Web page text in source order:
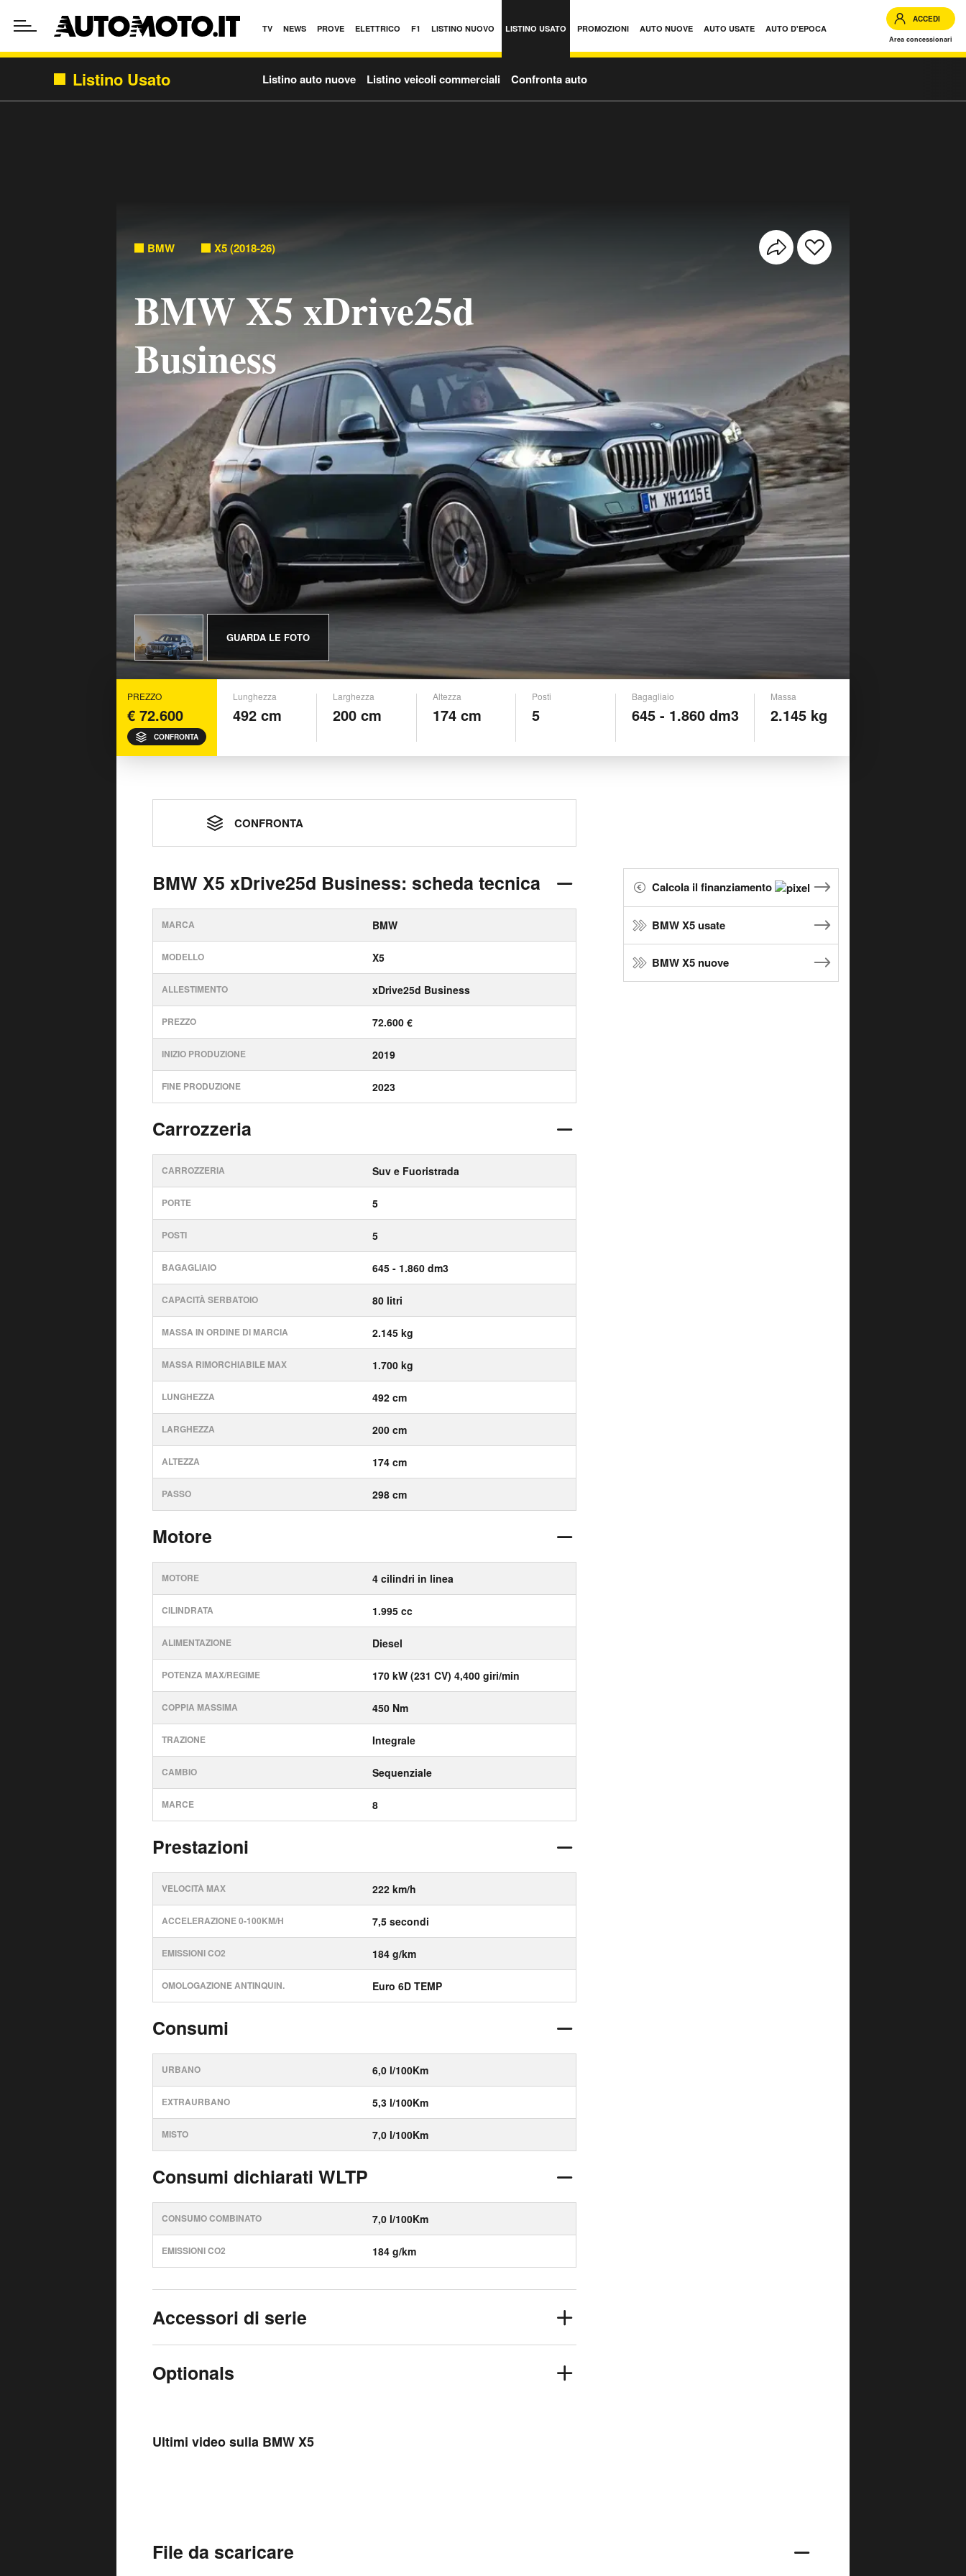
TV NEWS PROVE ELETTRICO F1 LISTINO NUOVO LISTINO USATO PROMOZIONI AUTO NUOVE AUTO USATE AUTO D'EPOCA
ACCEDI
Area concessionari
Listino Usato Listino auto nuove Listino veicoli commerciali Confronta auto
BMW X5 (2018-26)
BMW X5 xDrive25d
Business
GUARDA LE FOTO
PREZZO
€ 72.600
CONFRONTA
Lunghezza
492 cm
Larghezza
200 cm
Altezza
174 cm
Posti
5
Bagagliaio
645 - 1.860 dm3
Massa
2.145 kg
CONFRONTA
BMW X5 xDrive25d Business: scheda tecnica
MARCA BMW
MODELLO X5
ALLESTIMENTO xDrive25d Business
PREZZO 72.600 €
INIZIO PRODUZIONE 2019
FINE PRODUZIONE 2023
Carrozzeria
CARROZZERIA Suv e Fuoristrada
PORTE 5
POSTI 5
BAGAGLIAIO 645 - 1.860 dm3
CAPACITÀ SERBATOIO 80 litri
MASSA IN ORDINE DI MARCIA 2.145 kg
MASSA RIMORCHIABILE MAX 1.700 kg
LUNGHEZZA 492 cm
LARGHEZZA 200 cm
ALTEZZA 174 cm
PASSO 298 cm
Motore
MOTORE 4 cilindri in linea
CILINDRATA 1.995 cc
ALIMENTAZIONE Diesel
POTENZA MAX/REGIME 170 kW (231 CV) 4,400 giri/min
COPPIA MASSIMA 450 Nm
TRAZIONE Integrale
CAMBIO Sequenziale
MARCE 8
Prestazioni
VELOCITÀ MAX 222 km/h
ACCELERAZIONE 0-100KM/H 7,5 secondi
EMISSIONI CO2 184 g/km
OMOLOGAZIONE ANTINQUIN. Euro 6D TEMP
Consumi
URBANO 6,0 l/100Km
EXTRAURBANO 5,3 l/100Km
MISTO 7,0 l/100Km
Consumi dichiarati WLTP
CONSUMO COMBINATO 7,0 l/100Km
EMISSIONI CO2 184 g/km
Accessori di serie
Optionals
Ultimi video sulla BMW X5
Calcola il finanziamento
BMW X5 usate
BMW X5 nuove
File da scaricare